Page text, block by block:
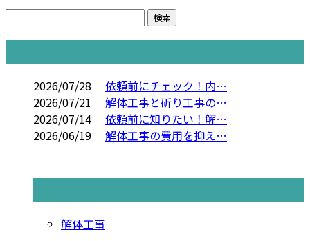
2026/07/28
依頼前にチェック！内…
2026/07/21
解体工事と斫り工事の…
2026/07/14
依頼前に知りたい！解…
2026/06/19
解体工事の費用を抑え…
解体工事